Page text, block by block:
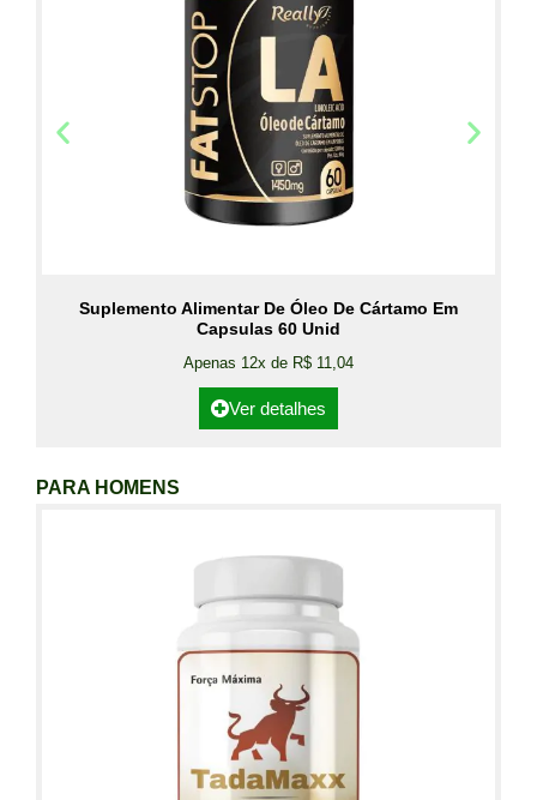
Suplemento Alimentar De Óleo De Cártamo Em
Capsulas 60 Unid
Apenas 12x de R$ 11,04
Ver detalhes
PARA HOMENS